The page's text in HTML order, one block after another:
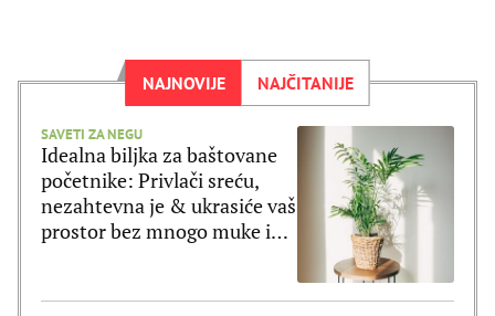
NAJNOVIJE NAJČITANIJE
SAVETI ZA NEGU
Idealna biljka za baštovane
početnike: Privlači sreću,
nezahtevna je & ukrasiće vaš
prostor bez mnogo muke i